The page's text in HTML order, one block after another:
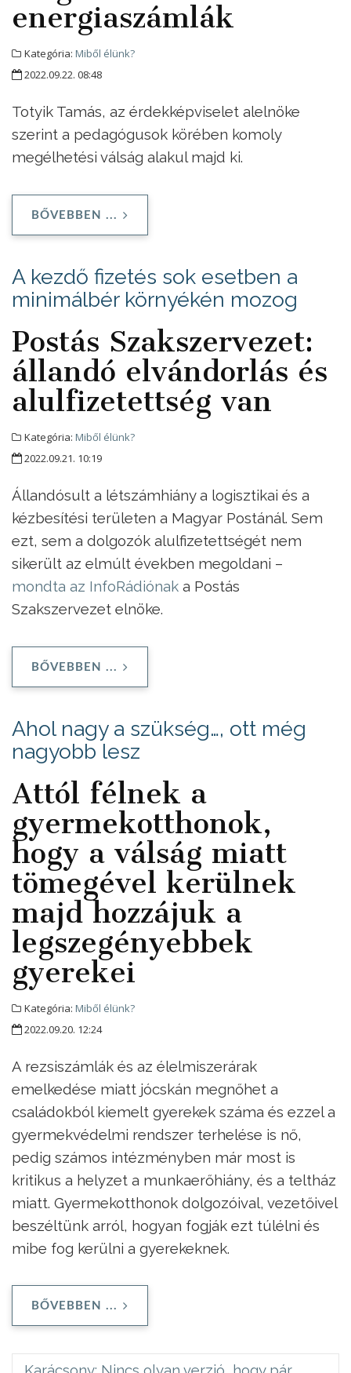
energiaszámlák
Kategória: Miből élünk?
2022.09.22. 08:48
Totyik Tamás, az érdekképviselet alelnöke
szerint a pedagógusok körében komoly
megélhetési válság alakul majd ki.
BŐVEBBEN ...
A kezdő fizetés sok esetben a
minimálbér környékén mozog
Postás Szakszervezet:
állandó elvándorlás és
alulfizetettség van
Kategória: Miből élünk?
2022.09.21. 10:19
Állandósult a létszámhiány a logisztikai és a
kézbesítési területen a Magyar Postánál. Sem
ezt, sem a dolgozók alulfizetettségét nem
sikerült az elmúlt években megoldani –
mondta az InfoRádiónak a Postás
Szakszervezet elnöke.
BŐVEBBEN ...
Ahol nagy a szükség…, ott még
nagyobb lesz
Attól félnek a
gyermekotthonok,
hogy a válság miatt
tömegével kerülnek
majd hozzájuk a
legszegényebbek
gyerekei
Kategória: Miből élünk?
2022.09.20. 12:24
A rezsiszámlák és az élelmiszerárak
emelkedése miatt jócskán megnőhet a
családokból kiemelt gyerekek száma és ezzel a
gyermekvédelmi rendszer terhelése is nő,
pedig számos intézményben már most is
kritikus a helyzet a munkaerőhiány, és a teltház
miatt. Gyermekotthonok dolgozóival, vezetőivel
beszéltünk arról, hogyan fogják ezt túlélni és
mibe fog kerülni a gyerekeknek.
BŐVEBBEN ...